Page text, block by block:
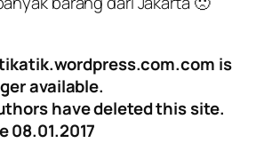
is
available.
have deleted this site.
08.01.2017